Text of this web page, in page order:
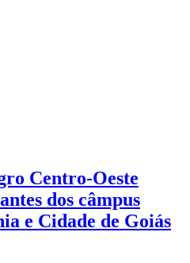
Centro-Oeste
dos câmpus
e Cidade de Goiás